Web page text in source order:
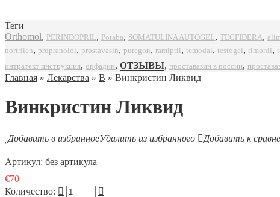
Теги
Orthomol, PERINDOPRIL, Potaba, SOMATULINA AUTOGEL, TECFIDERA,
nortrilen, propranolol, prostavasin, puregon, ramipril, temodal , testogel , timonil,
интратект инструкция, орфадин, отзывы, проставазин в россии,
Главная » Лекарства » В » Винкристин Ликвид
Винкристин Ликвид
Добавить в избранноеУдалить из избранного Добавить к
Артикул: без артикула
€70
Количество: